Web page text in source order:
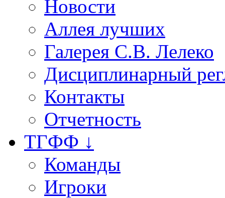
Новости
Аллея лучших
Галерея С.В. Лелеко
Дисциплинарный
Контакты
Отчетность
ТГФФ ↓
Команды
Игроки